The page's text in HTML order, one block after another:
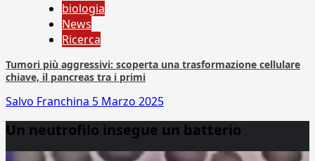
biologia
News
Ricerca
Tumori più aggressivi: scoperta una trasformazione cellulare
chiave, il pancreas tra i primi
Salvo Franchina 5 Marzo 2025
Un neutrofilo insegue un batterio